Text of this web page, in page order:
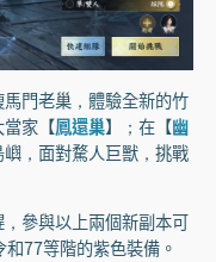
門老巢，體驗全新的竹
家【鳳還巢】；在【幽
，面對騖人巨獸，挑戰
參與以上兩個新副本可
77等階的紫色裝備。